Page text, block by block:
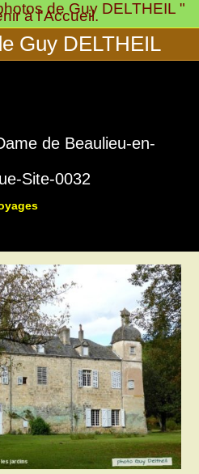
de Guy DELTHEIL "
à l'Accueil.
Guy DELTHEIL
de Beaulieu-en-
Site-0032